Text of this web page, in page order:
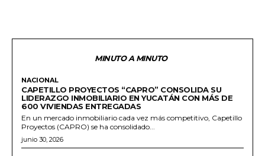
MINUTO A MINUTO
NACIONAL
CAPETILLO PROYECTOS “CAPRO” CONSOLIDA SU
LIDERAZGO INMOBILIARIO EN YUCATÁN CON MÁS DE
600 VIVIENDAS ENTREGADAS
En un mercado inmobiliario cada vez más competitivo, Capetillo
Proyectos (CAPRO) se ha consolidado...
junio 30, 2026